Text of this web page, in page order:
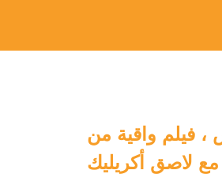
فيلم واقية من
مع لاصق أكريليك